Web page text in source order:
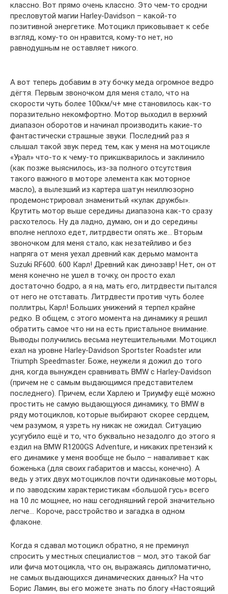
классно. Вот прямо очень классно. Это чем-то сродни
пресловутой магии Harley-Davidson – какой-то
позитивной энергетике. Мотоцикл приковывает к себе
взгляд, кому-то он нравится, кому-то нет, но
равнодушным не оставляет никого.
А вот теперь добавим в эту бочку меда огромное ведро
дёгтя. Первым звоночком для меня стало, что на
скорости чуть более 100км/ч+ мне становилось как-то
поразительно некомфортно. Мотор выходил в верхний
диапазон оборотов и начинал производить какие-то
фантастически страшные звуки. Последний раз я
слышал такой звук перед тем, как у меня на мотоцикле
«Урал» что-то к чему-то прикшкварилось и заклинило
(как позже выяснилось, из-за полного отсутствия
такого важного в моторе элемента как моторное
масло), а вылезший из картера шатун неиллюзорно
продемонстрировал знаменитый «кулак дружбы».
Крутить мотор выше середины диапазона как-то сразу
расхотелось. Ну да ладно, думаю, он и до середины
вполне неплохо едет, литрдвести опять же… Вторым
звоночком для меня стало, как незатейливо и без
напряга от меня уехал древний как дерьмо мамонта
Suzuki RF600. 600 Карл! Древний как динозавр! Нет, он от
меня конечно не ушел в точку, он просто ехал
достаточно бодро, а я на, мать его, литрдвести пытался
от него не отставать. Литрдвести против чуть более
поллитры, Карл! Больших унижений я терпел крайне
редко. В общем, с этого момента на динамику я решил
обратить самое что ни на есть пристальное внимание.
Выводы получились весьма неутешительными. Мотоцикл
ехал на уровне Harley-Davidson Sportster Roadster или
Triumph Speedmaster. Боже, неужели я дожил до того
дня, когда вынужден сравнивать BMW с Harley-Davidson
(причем не с самым выдающимся представителем
последнего). Причем, если Харлею и Триумфу ещё можно
простить не самую выдающуюся динамику, то BMW в
ряду мотоциклов, которые выбирают скорее сердцем,
чем разумом, я узреть ну никак не ожидал. Ситуацию
усугубило ещё и то, что буквально незадолго до этого я
ездил на BMW R1200GS Adventure, и никаких претензий к
его динамике у меня вообще не было – наваливает как
боженька (для своих габаритов и массы, конечно). А
ведь у этих двух мотоциклов почти одинаковые моторы,
и по заводским характеристикам «большой гусь» всего
на 10 лс мощнее, но наш сегодняшний герой значительно
легче… Короче, расстройство и загадка в одном
флаконе.
Когда я сдавал мотоцикл обратно, я не преминул
спросить у местных специалистов – мол, это такой баг
или фича мотоцикла, что он, выражаясь дипломатично,
не самых выдающихся динамических данных? На что
Борис Ламин, вы его можете знать по блогу «Настоящий